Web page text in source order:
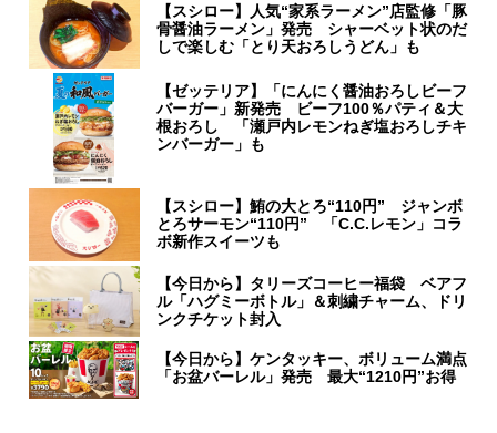
【スシロー】人気“家系ラーメン”店監修「豚
骨醤油ラーメン」発売 シャーベット状のだ
しで楽しむ「とり天おろしうどん」も
【ゼッテリア】「にんにく醤油おろしビーフ
バーガー」新発売 ビーフ100％パティ＆大
根おろし 「瀬戸内レモンねぎ塩おろしチキ
ンバーガー」も
【スシロー】鮪の大とろ“110円” ジャンボ
とろサーモン“110円” 「C.C.レモン」コラ
ボ新作スイーツも
【今日から】タリーズコーヒー福袋 ベアフ
ル「ハグミーボトル」＆刺繍チャーム、ドリ
ンクチケット封入
【今日から】ケンタッキー、ボリューム満点
「お盆バーレル」発売 最大“1210円”お得